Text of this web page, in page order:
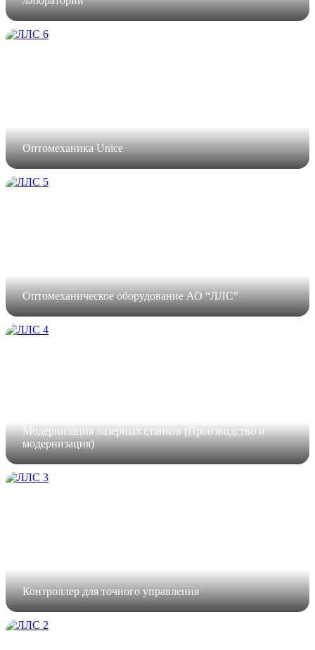
Оптомеханика Unice
Оптомеханическое оборудование АО “ЛЛС”
Модернизация лазерных станков (Производство и
модернизация)
Контроллер для точного управления